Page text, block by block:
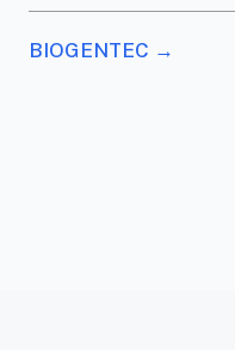
BIOGENTEC →